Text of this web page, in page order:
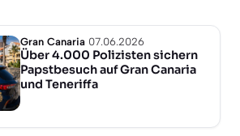
Gran Canaria 07.06.2026
Über 4.000 Polizisten sichern
Papstbesuch auf Gran Canaria
und Teneriffa